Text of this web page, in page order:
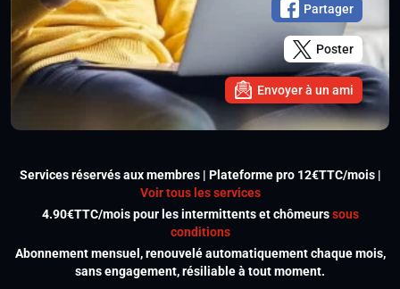
Partager
Poster
Envoyer à un ami
Services réservés aux membres | Plateforme pro 12€TTC/mois |
Voir tous les services
4.90€TTC/mois pour les intermittents et chômeurssous
conditions
Abonnement mensuel, renouvelé automatiquement chaque mois,
sans engagement, résiliable à tout moment.